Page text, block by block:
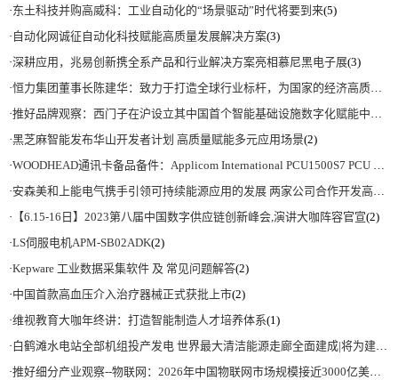
·东土科技并购高威科：工业自动化的“场景驱动”时代将要到来(5)
· 自动化网诚征自动化科技赋能高质量发展解决方案(3)
·深耕应用，兆易创新携全系产品和行业解决方案亮相慕尼黑电子展(3)
·恒力集团董事长陈建华：致力于打造全球行业标杆，为国家的经济高质量发展贡献更大力量|上海电气集团党委书记、董事长吴磊来访
·推好品牌观察：西门子在沪设立其中国首个智能基础设施数字化赋能中心
·黑芝麻智能发布华山开发者计划 高质量赋能多元应用场景(2)
·WOODHEAD通讯卡备品备件：Applicom International PCU1500S7 PCU 1500 S7 V4.5.0
·安森美和上能电气携手引领可持续能源应用的发展 两家公司合作开发高性能储能和太阳能组串式逆变器方案 以实现可持续的未来
· 【6.15-16日】2023第八届中国数字供应链创新峰会,演讲大咖阵容官宣(2)
·LS伺服电机APM-SB02ADK(2)
·Kepware 工业数据采集软件 及 常见问题解答(2)
·中国首款高血压介入治疗器械正式获批上市(2)
·维视教育大咖年终讲：打造智能制造人才培养体系(1)
·白鹤滩水电站全部机组投产发电 世界最大清洁能源走廊全面建成|将为建设新型能源体系、保障国家能源安全、实现“双碳”目标提供有力支撑
·推好细分产业观察--物联网：2026年中国物联网市场规模接近3000亿美元 智慧工厂、智慧城市、智慧电网等将占60%以上